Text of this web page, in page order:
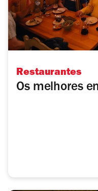
Restaurantes
Os melhores